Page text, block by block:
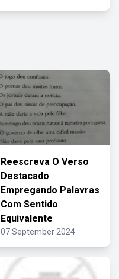
Reescreva O Verso
Destacado
Empregando Palavras
Com Sentido
Equivalente
07 September 2024